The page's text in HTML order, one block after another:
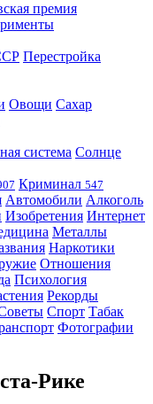
премия
Перестройка
Овощи Сахар
система Солнце
Криминал 547
Автомобили Алкоголь
Изобретения Интернет
Металлы
Наркотики
Отношения
Психология
Рекорды
Спорт Табак
Фотографии
Рике